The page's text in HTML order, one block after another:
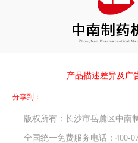
产品描述差异及广
分享到：
版权所有：长沙市岳麓区中南
全国统一免费服务电话：400-